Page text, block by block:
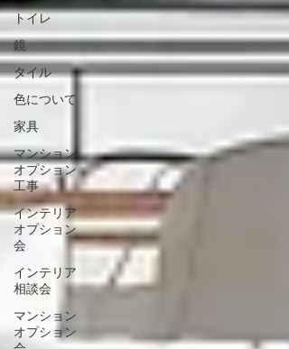
トイレ
鏡
タイル
色について
家具
マンション
オプション
工事
インテリア
オプション
会
インテリア
相談会
マンション
オプション